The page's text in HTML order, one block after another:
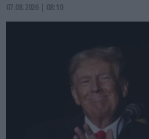
07.08.2026 | 08:10